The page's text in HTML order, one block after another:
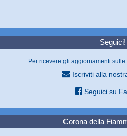
Seguici!
Per ricevere gli aggiornamenti
Iscriviti alla
Seguici su
Corona della